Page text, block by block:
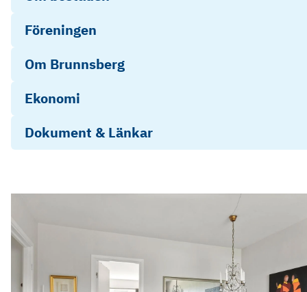
Föreningen
Om Brunnsberg
Ekonomi
Dokument & Länkar